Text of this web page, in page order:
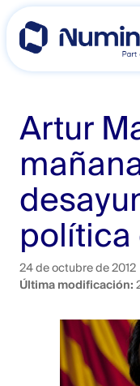
Skip
content
Artur
política
24 de octubre de 2012
Última modificación: